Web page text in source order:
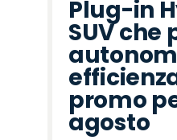
Plug-in
SUV che
promo
agosto